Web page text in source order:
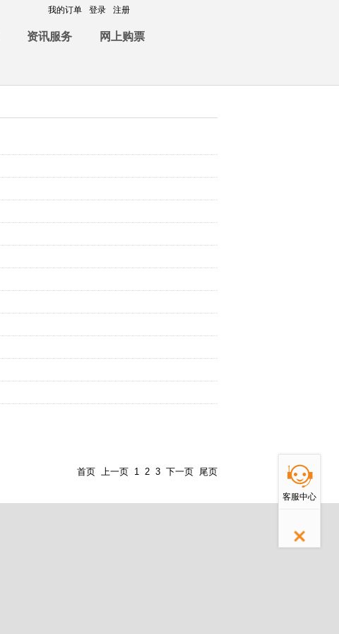
我的订单 登录 注册
资讯服务 网上购票
首页 上一页 1 2 3 下一页 尾页
客服中心